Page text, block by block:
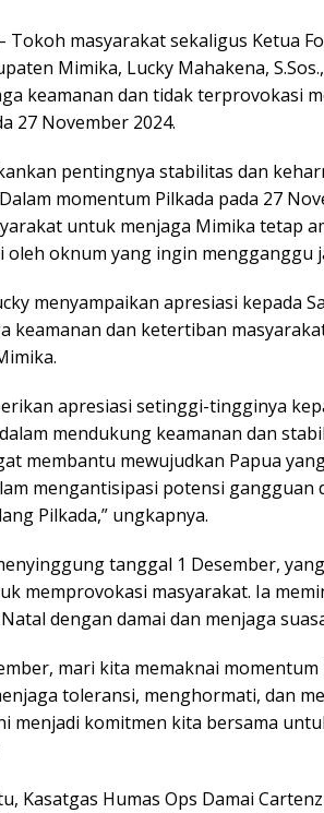
Tokoh masyarakat sekaligus Ketua
Mimika, Lucky Mahakena,
keamanan dan tidak terprovokasi
27 November 2024.
pentingnya stabilitas dan
momentum Pilkada pada 27
untuk menjaga Mimika tetap
oknum yang ingin mengganggu
menyampaikan apresiasi kepada
keamanan dan ketertiban
apresiasi setinggi-tingginya
mendukung keamanan dan
membantu mewujudkan Papua
mengantisipasi potensi
Pilkada,” ungkapnya.
tanggal 1 Desember,
memprovokasi masyarakat. Ia
dengan damai dan menjaga
mari kita memaknai
toleransi, menghormati, dan
menjadi komitmen kita bersama
Kasatgas Humas Ops Damai